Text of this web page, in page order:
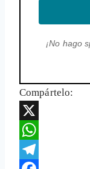
¡No hago
Compártelo:
X
WhatsApp